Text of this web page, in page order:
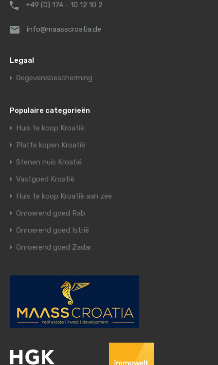
+49 (0) 174 - 10 12 10 2
info@maasscroatia.de
Legaal
Gegevensbescherming
Populaire categorieën
Huis te koop Kroatië
Platte kopen Kroatië
Stenen huis Kroatië
Vastgoed Kroatië
Huis te koop Kroatië aan zee
Onroerend goed Rab
Onroerend goed Istrië
Onroerend goed Zadar